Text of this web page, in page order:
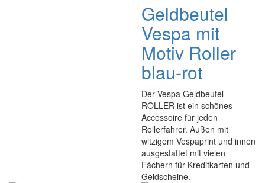
Geldbeutel
Vespa mit
Motiv Roller
blau-rot
Der Vespa Geldbeutel
ROLLER ist ein schönes
Accessoire für jeden
Rollerfahrer. Außen mit
witzigem Vespaprint und innen
ausgestattet mit vielen
Fächern für Kreditkarten und
Geldscheine.